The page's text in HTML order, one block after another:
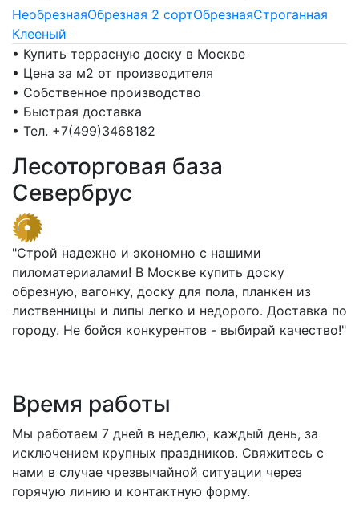
НеобрезнаяОбрезная 2 сортОбрезнаяСтроганная
Клееный
• Купить террасную доску в Москве
• Цена за м2 от производителя
• Собственное производство
• Быстрая доставка
• Тел. +7(499)3468182
Лесоторговая база
Севербрус
"Строй надежно и экономно с нашими
пиломатериалами! В Москве купить доску
обрезную, вагонку, доску для пола, планкен из
лиственницы и липы легко и недорого. Доставка по
городу. Не бойся конкурентов - выбирай качество!"
Время работы
Мы работаем 7 дней в неделю, каждый день, за
исключением крупных праздников. Свяжитесь с
нами в случае чрезвычайной ситуации через
горячую линию и контактную форму.